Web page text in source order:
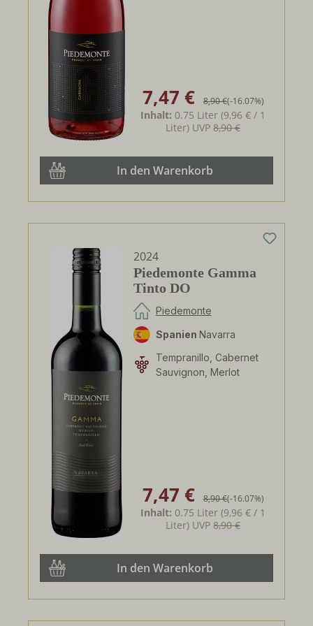
Verkaufspreis:
7,47 € Regulärer Preis:
8,90 €(-16.07%)
Inhalt: 0.75 Liter(9,96 € / 1
Liter) UVP8,90 €
In den Warenkorb
2024
Piedemonte Gamma
Tinto DO
Piedemonte
Spanien Navarra
Tempranillo, Cabernet
Sauvignon, Merlot
Verkaufspreis:
7,47 € Regulärer Preis:
8,90 €(-16.07%)
Inhalt: 0.75 Liter(9,96 € / 1
Liter) UVP8,90 €
In den Warenkorb